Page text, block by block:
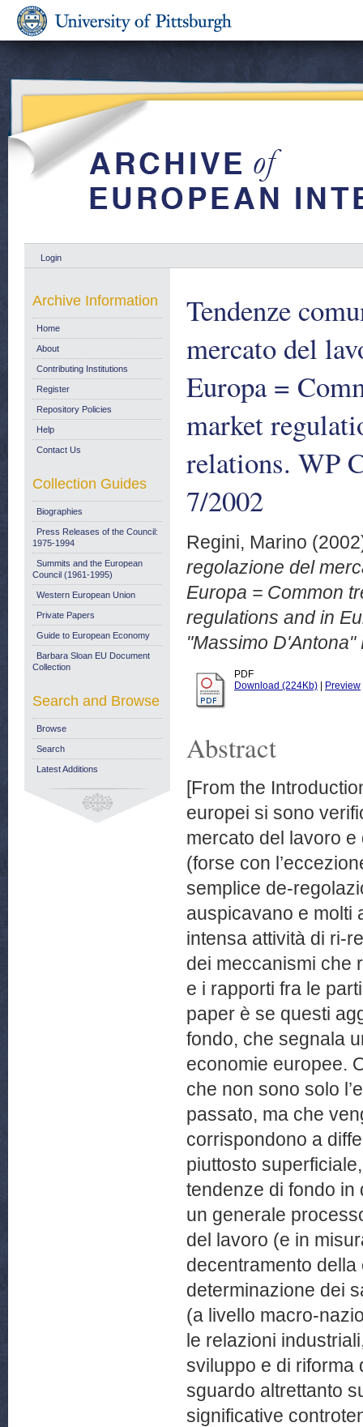
Login
Tendenze
mercato del
Europa =
market
relations. WP
7/2002
Regini, Marino
regolazione del
Europa = Common
regulations and in
"Massimo D'Antona"
PDF
Download (224Kb)
Preview
Abstract
[From the
europei si sono
mercato del lavoro
(forse con
semplice de-
auspicavano e molti
intensa attività di ri-
dei meccanismi che
e i rapporti fra le
paper è se questi
fondo, che segnala
economie europee.
che non sono solo
passato, ma che
corrispondono a
piuttosto
tendenze di fondo in
un generale
del lavoro (e in
decentramento
determinazione dei
(a livello macro-
le relazioni
sviluppo e di riforma
sguardo altrettanto
significative
Archive Information
Home
About
Contributing Institutions
Register
Repository Policies
Help
Contact Us
Collection Guides
Biographies
Press Releases of the Council:
1975-1994
Summits and the European
Council (1961-1995)
Western European Union
Private Papers
Guide to European Economy
Barbara Sloan EU Document
Collection
Search and Browse
Browse
Search
Latest Additions